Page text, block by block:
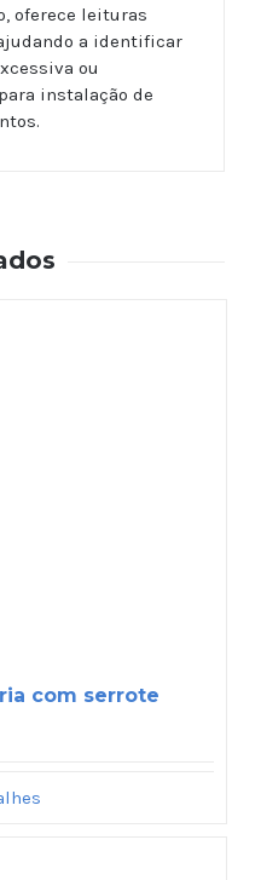
oferece leituras
a identificar
ou
instalação de
com serrote